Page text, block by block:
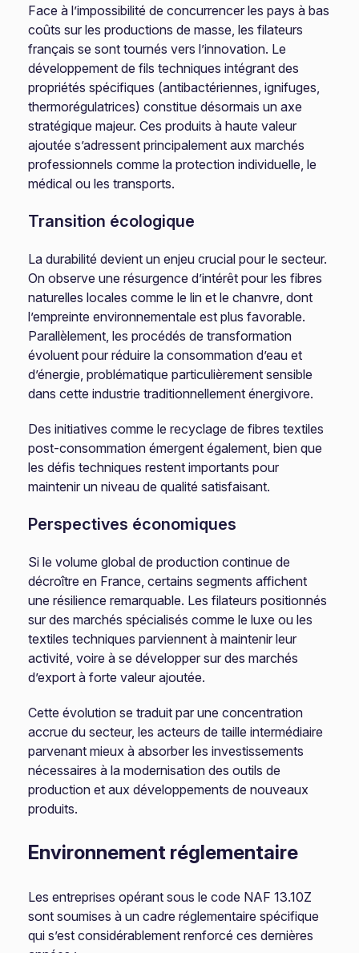
Face à l’impossibilité de concurrencer les pays à bas
coûts sur les productions de masse, les filateurs
français se sont tournés vers l’innovation. Le
développement de fils techniques intégrant des
propriétés spécifiques (antibactériennes, ignifuges,
thermorégulatrices) constitue désormais un axe
stratégique majeur. Ces produits à haute valeur
ajoutée s’adressent principalement aux marchés
professionnels comme la protection individuelle, le
médical ou les transports.
Transition écologique
La durabilité devient un enjeu crucial pour le secteur.
On observe une résurgence d’intérêt pour les fibres
naturelles locales comme le lin et le chanvre, dont
l’empreinte environnementale est plus favorable.
Parallèlement, les procédés de transformation
évoluent pour réduire la consommation d’eau et
d’énergie, problématique particulièrement sensible
dans cette industrie traditionnellement énergivore.
Des initiatives comme le recyclage de fibres textiles
post-consommation émergent également, bien que
les défis techniques restent importants pour
maintenir un niveau de qualité satisfaisant.
Perspectives économiques
Si le volume global de production continue de
décroître en France, certains segments affichent
une résilience remarquable. Les filateurs positionnés
sur des marchés spécialisés comme le luxe ou les
textiles techniques parviennent à maintenir leur
activité, voire à se développer sur des marchés
d’export à forte valeur ajoutée.
Cette évolution se traduit par une concentration
accrue du secteur, les acteurs de taille intermédiaire
parvenant mieux à absorber les investissements
nécessaires à la modernisation des outils de
production et aux développements de nouveaux
produits.
Environnement réglementaire
Les entreprises opérant sous le code NAF 13.10Z
sont soumises à un cadre réglementaire spécifique
qui s’est considérablement renforcé ces dernières